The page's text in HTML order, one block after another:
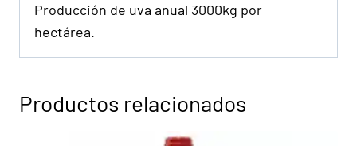
Producción de uva anual 3000kg por
hectárea.
Productos relacionados